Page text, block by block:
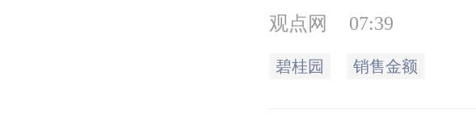
共实现归属公司
合同销售金额约
观点网 07:39
碧桂园 销售金额